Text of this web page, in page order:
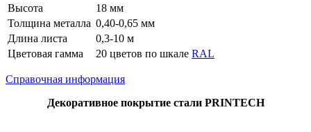
Высота
18 мм
Толщина металла 0,40-0,65 мм
Длина листа
0,3-10 м
Цветовая гамма
20 цветов по шкале RAL
Справочная информация
Декоративное покрытие стали PRINTECH